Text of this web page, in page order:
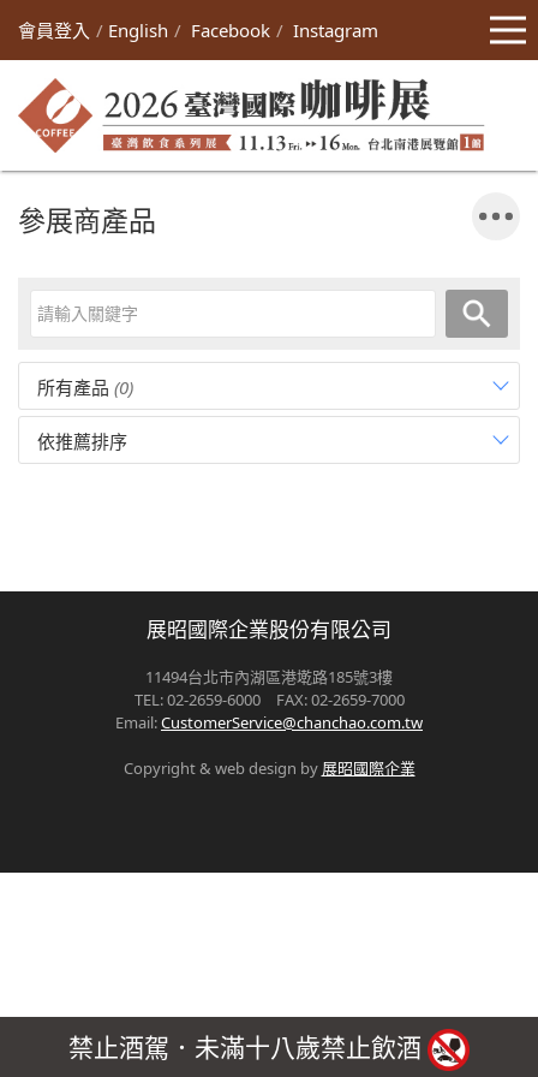
會員登入 English Facebook Instagram
參展商產品
所有產品 (0)
依推薦排序
展昭國際企業股份有限公司
11494台北市內湖區港墘路185號3樓
TEL: 02-2659-6000 FAX: 02-2659-7000
Email:CustomerService@chanchao.com.tw
Copyright & web design by 展昭國際企業
禁止酒駕．未滿十八歲禁止飲酒